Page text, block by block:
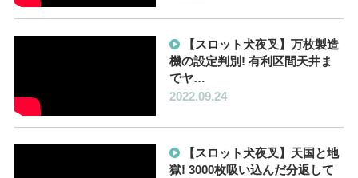
【スロット犬夜叉】万枚製造
機の設定判別! 有利区間天井ま
でヤ…
2022.09.24
【スロット犬夜叉】天国と地
獄! 3000枚吸い込んだ分返して